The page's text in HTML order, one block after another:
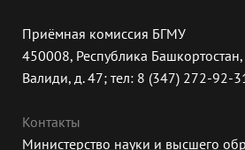
Приёмная комиссия БГМУ
450008, Республика Башкортостан,
Валиди, д. 47; тел: 8 (347) 272-92-
Контакты
Министерство науки и высшего